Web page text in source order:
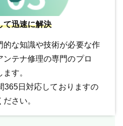
て迅速に解決
的な知識や技術が必要な作
テナ修理の専門のプロ
す。
365日対応しておりますの
さい。